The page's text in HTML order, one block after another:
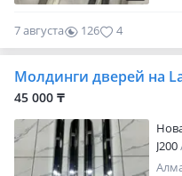
7 августа 126 4
Молдинги дверей на
45 000 ₸
J200